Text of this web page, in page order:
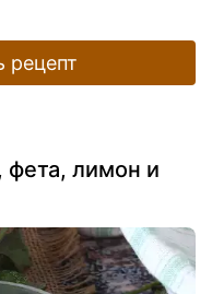
рецепт
фета, лимон и